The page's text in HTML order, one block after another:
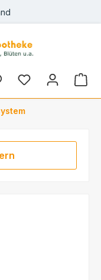
Du hast 0